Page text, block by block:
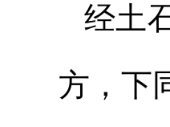
经土
方，下